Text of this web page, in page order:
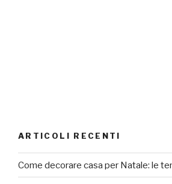
ARTICOLI RECENTI
Come decorare casa per Natale: le